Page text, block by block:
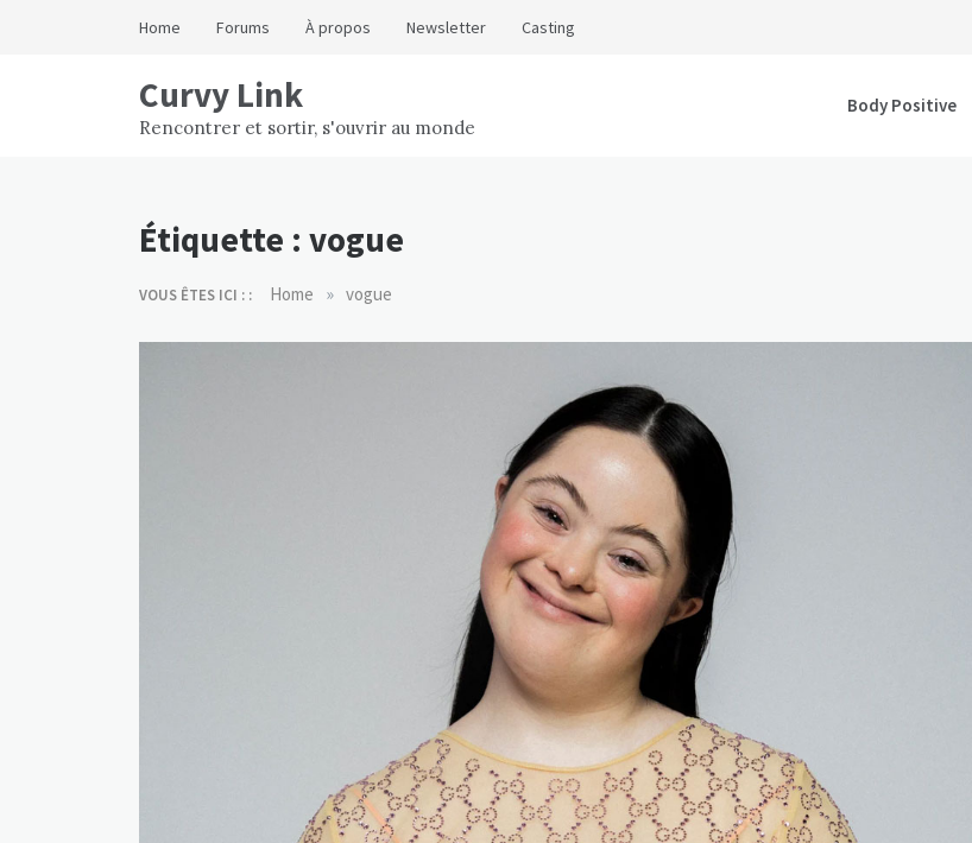
Home Forums À propos Newsletter Casting
Curvy Link
Rencontrer et sortir, s'ouvrir au monde
Body Positive
Étiquette : vogue
VOUS ÊTES ICI : : Home » vogue